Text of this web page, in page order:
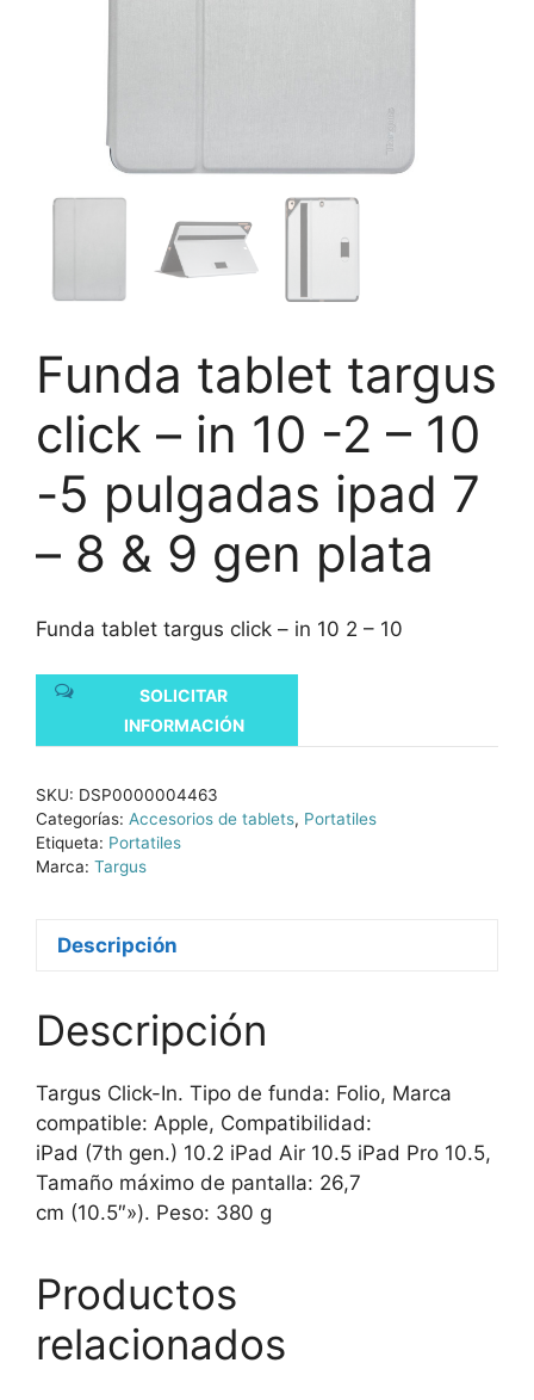
Funda tablet targus
click – in 10 -2 – 10
-5 pulgadas ipad 7
– 8 & 9 gen plata
Funda tablet targus click – in 10 2 – 10
SOLICITAR
INFORMACIÓN
SKU: DSP0000004463
Categorías: Accesorios de tablets, Portatiles
Etiqueta: Portatiles
Marca: Targus
Descripción
Descripción
Targus Click-In. Tipo de funda: Folio, Marca
compatible: Apple, Compatibilidad:
iPad (7th gen.) 10.2 iPad Air 10.5 iPad Pro 10.5,
Tamaño máximo de pantalla: 26,7
cm (10.5″»). Peso: 380 g
Productos
relacionados